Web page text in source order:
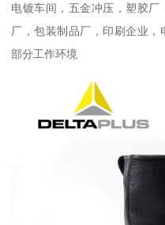
电镀车间，五金冲压，塑胶
厂，包装制品厂，印刷企业
部分工作环境